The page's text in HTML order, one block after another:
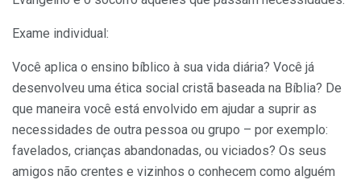
Exame individual:
Você aplica o ensino bíblico à sua vida diária? Você já
desenvolveu uma ética social cristã baseada na Bíblia? De
que maneira você está envolvido em ajudar a suprir as
necessidades de outra pessoa ou grupo – por exemplo:
favelados, crianças abandonadas, ou viciados? Os seus
amigos não crentes e vizinhos o conhecem como alguém